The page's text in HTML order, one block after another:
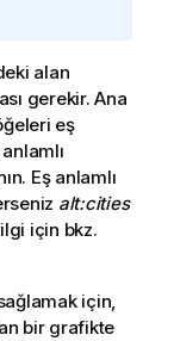
alan
gerekir. Ana
eş
Eş anlamlı
alt:cities
için bkz.
için,
bir grafikte